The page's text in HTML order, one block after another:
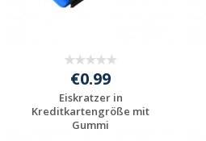
€0.99
Eiskratzer in
Kreditkartengröße mit
Gummi